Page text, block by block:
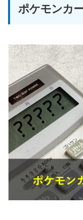
ポケモンカ